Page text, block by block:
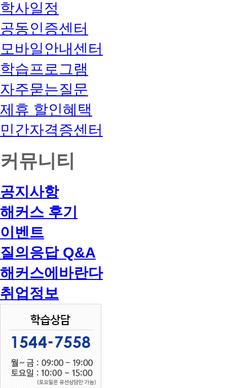
학사일정
공동인증센터
모바일안내센터
학습프로그램
자주묻는질문
제휴 할인혜택
민간자격증센터
커뮤니티
공지사항
해커스 후기
이벤트
질의응답 Q&A
해커스에바란다
취업정보